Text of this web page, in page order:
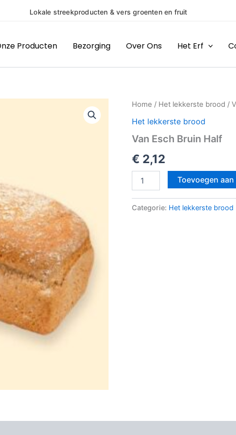
Lokale streekproducten & vers groenten en fruit
Producten Bezorging Over Ons Het Erf
Home / Het lekkerste brood /
Het lekkerste brood
Van Esch Bruin Half
€ 2,12
Van
Bruin
aantal
Toevoegen
Categorie: Het lekkerste brood